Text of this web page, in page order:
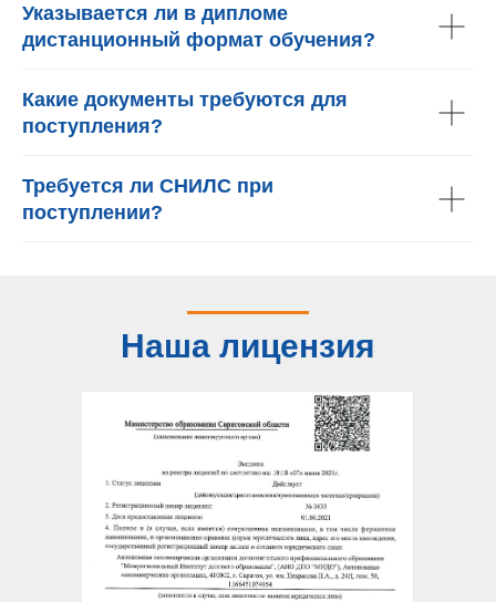
Указывается ли в дипломе
дистанционный формат обучения?
Какие документы требуются для
поступления?
Требуется ли СНИЛС при
поступлении?
Наша лицензия